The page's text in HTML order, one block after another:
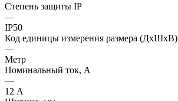
Степень защиты IP
—
IP50
Код единицы измерения размера (ДхШхВ)
—
Метр
Номинальный ток, А
—
12 А